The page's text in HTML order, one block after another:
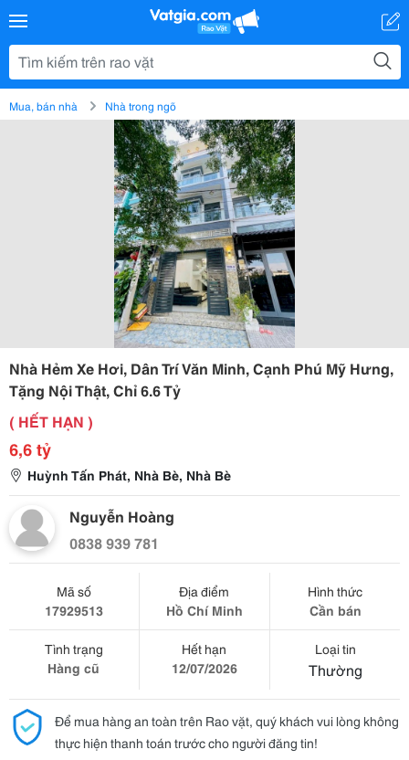
Mua, bán nhà Nhà trong ngõ
Nhà Hẻm Xe Hơi, Dân Trí Văn Minh, Cạnh Phú Mỹ Hưng,
Tặng Nội Thật, Chỉ 6.6 Tỷ
( HẾT HẠN )
6,6 tỷ
Huỳnh Tấn Phát, Nhà Bè, Nhà Bè
Nguyễn Hoàng
0838 939 781
Mã số
17929513
Địa điểm
Hồ Chí Minh
Hình thức
Cần bán
Tình trạng
Hàng cũ
Hết hạn
12/07/2026
Loại tin
Thường
Để mua hàng an toàn trên Rao vặt, quý khách vui lòng không
thực hiện thanh toán trước cho người đăng tin!